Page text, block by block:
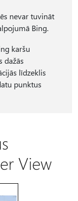
nevar tuvināt
Bing.
karšu
dažās
līdzeklis
punktus
View